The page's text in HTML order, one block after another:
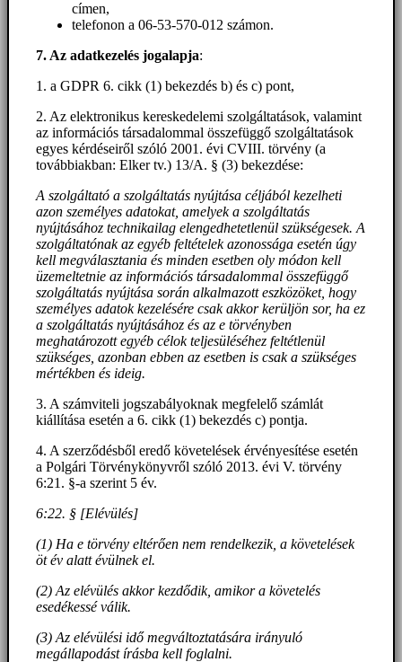
címen,
telefonon a 06-53-570-012 számon.
7. Az adatkezelés jogalapja:
1. a GDPR 6. cikk (1) bekezdés b) és c) pont,
2. Az elektronikus kereskedelemi szolgáltatások, valamint
az információs társadalommal összefüggő szolgáltatások
egyes kérdéseiről szóló 2001. évi CVIII. törvény (a
továbbiakban: Elker tv.) 13/A. § (3) bekezdése:
A szolgáltató a szolgáltatás nyújtása céljából kezelheti
azon személyes adatokat, amelyek a szolgáltatás
nyújtásához technikailag elengedhetetlenül szükségesek. A
szolgáltatónak az egyéb feltételek azonossága esetén úgy
kell megválasztania és minden esetben oly módon kell
üzemeltetnie az információs társadalommal összefüggő
szolgáltatás nyújtása során alkalmazott eszközöket, hogy
személyes adatok kezelésére csak akkor kerüljön sor, ha ez
a szolgáltatás nyújtásához és az e törvényben
meghatározott egyéb célok teljesüléséhez feltétlenül
szükséges, azonban ebben az esetben is csak a szükséges
mértékben és ideig.
3. A számviteli jogszabályoknak megfelelő számlát
kiállítása esetén a 6. cikk (1) bekezdés c) pontja.
4. A szerződésből eredő követelések érvényesítése esetén
a Polgári Törvénykönyvről szóló 2013. évi V. törvény
6:21. §-a szerint 5 év.
6:22. § [Elévülés]
(1) Ha e törvény eltérően nem rendelkezik, a követelések
öt év alatt évülnek el.
(2) Az elévülés akkor kezdődik, amikor a követelés
esedékessé válik.
(3) Az elévülési idő megváltoztatására irányuló
megállapodást írásba kell foglalni.